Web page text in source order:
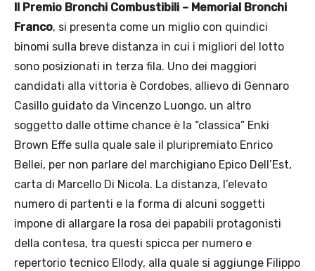
Il Premio Bronchi Combustibili – Memorial Bronchi
Franco, si presenta come un miglio con quindici
binomi sulla breve distanza in cui i migliori del lotto
sono posizionati in terza fila. Uno dei maggiori
candidati alla vittoria è Cordobes, allievo di Gennaro
Casillo guidato da Vincenzo Luongo, un altro
soggetto dalle ottime chance è la “classica” Enki
Brown Effe sulla quale sale il pluripremiato Enrico
Bellei, per non parlare del marchigiano Epico Dell’Est,
carta di Marcello Di Nicola. La distanza, l’elevato
numero di partenti e la forma di alcuni soggetti
impone di allargare la rosa dei papabili protagonisti
della contesa, tra questi spicca per numero e
repertorio tecnico Ellody, alla quale si aggiunge Filippo